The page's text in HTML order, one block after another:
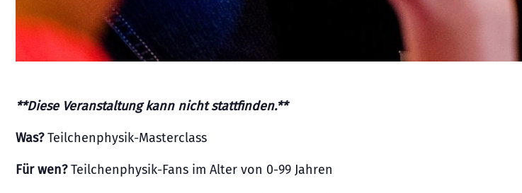
**Diese Veranstaltung kann nicht stattfinden.**
Was?Teilchenphysik-Masterclass
Für wen?Teilchenphysik-Fans im Alter von 0-99 Jahren